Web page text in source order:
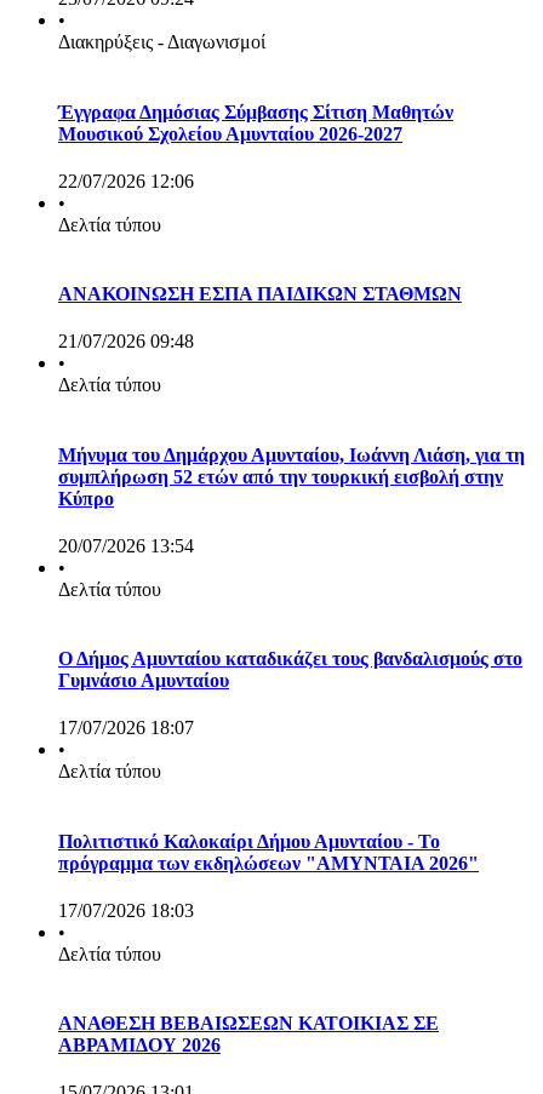
•
Διακηρύξεις - Διαγωνισμοί
Έγγραφα Δημόσιας Σύμβασης Σίτιση Μαθητών
Μουσικού Σχολείου Αμυνταίου 2026-2027
22/07/2026 12:06
•
Δελτία τύπου
ΑΝΑΚΟΙΝΩΣΗ ΕΣΠΑ ΠΑΙΔΙΚΩΝ ΣΤΑΘΜΩΝ
21/07/2026 09:48
•
Δελτία τύπου
Μήνυμα του Δημάρχου Αμυνταίου, Ιωάννη Λιάση, για τη
συμπλήρωση 52 ετών από την τουρκική εισβολή στην
Κύπρο
20/07/2026 13:54
•
Δελτία τύπου
Ο Δήμος Αμυνταίου καταδικάζει τους βανδαλισμούς στο
Γυμνάσιο Αμυνταίου
17/07/2026 18:07
•
Δελτία τύπου
Πολιτιστικό Καλοκαίρι Δήμου Αμυνταίου - Το
πρόγραμμα των εκδηλώσεων "ΑΜΥΝΤΑΙΑ 2026"
17/07/2026 18:03
•
Δελτία τύπου
ΑΝΑΘΕΣΗ ΒΕΒΑΙΩΣΕΩΝ ΚΑΤΟΙΚΙΑΣ ΣΕ
ΑΒΡΑΜΙΔΟΥ 2026